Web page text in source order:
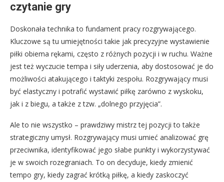
czytanie gry
Doskonała technika to fundament pracy rozgrywającego.
Kluczowe są tu umiejętności takie jak precyzyjne wystawienie
piłki obiema rękami, często z różnych pozycji i w ruchu. Ważne
jest też wyczucie tempa i siły uderzenia, aby dostosować je do
możliwości atakującego i taktyki zespołu. Rozgrywający musi
być elastyczny i potrafić wystawić piłkę zarówno z wyskoku,
jak i z biegu, a także z tzw. „dolnego przyjęcia”.
Ale to nie wszystko – prawdziwy mistrz tej pozycji to także
strategiczny umysł. Rozgrywający musi umieć analizować grę
przeciwnika, identyfikować jego słabe punkty i wykorzystywać
je w swoich rozegraniach. To on decyduje, kiedy zmienić
tempo gry, kiedy zagrać krótką piłkę, a kiedy zaskoczyć